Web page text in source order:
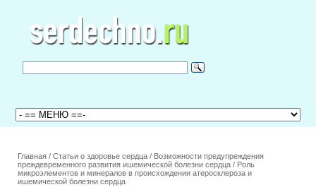
Главная / Статьи о здоровье сердца / Возможности предупреждения
преждевременного развития ишемической болезни сердца / Роль
микроэлементов и минералов в происхождении атеросклероза и
ишемической болезни сердца